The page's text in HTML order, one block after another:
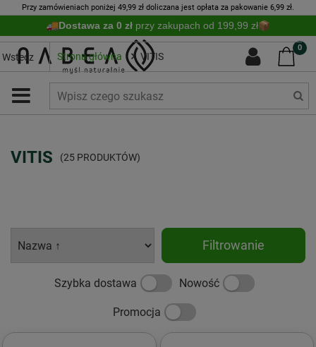
Przy zamówieniach poniżej 49,99 zł doliczana jest opłata za pakowanie 6,99 zł.
Dostawa za 0 zł przy zakupach od 199,99 zł
0
Wstecz Strona główna VITIS
VITIS (25 PRODUKTÓW)
Filtrowanie
Szybka dostawa Nowość
Promocja